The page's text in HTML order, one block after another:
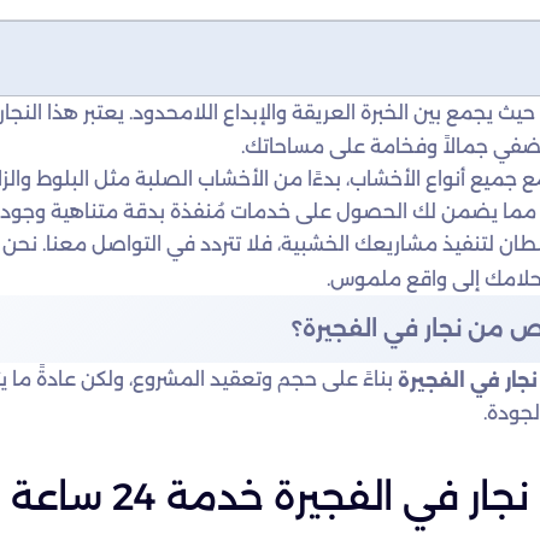
حيث يجمع بين الخبرة العريقة والإبداع اللامحدود. يعتبر هذا
جمالاً وفخامة على مساحاتك.
جميع أنواع الأخشاب، بدءًا من الأخشاب الصلبة مثل البلوط
مما يضمن لك الحصول على خدمات مُنفذة بدقة متناهية
لتنفيذ مشاريعك الخشبية، فلا تتردد في التواصل معنا.
إلى واقع ملموس.
نجار في الفجيرة؟
نجار في الفجيرة بناءً على حجم وتعقيد المشروع، ولكن عادةً
نجار في الفجيرة خدمة 24 ساعة